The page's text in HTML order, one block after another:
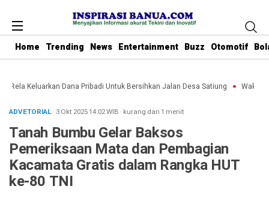
Home Trending News Entertainment Buzz Otomotif
Rela Keluarkan Dana Pribadi Untuk Bersihkan Jalan Desa Satiung Waket
ADVETORIAL· 3 Okt 202514:02WIB · kurang dari 1 menit
Tanah Bumbu Gelar Baksos
Pemeriksaan Mata dan Pembagian
Kacamata Gratis dalam Rangka HUT
ke-80 TNI